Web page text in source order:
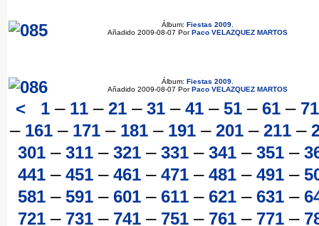
Álbum: Fiestas 2009.
Añadido 2009-08-07 PorPaco VELAZQUEZ MARTOS
Álbum: Fiestas 2009.
Añadido 2009-08-07 PorPaco VELAZQUEZ MARTOS
< 1 – 11 – 21 – 31 – 41 – 51 – 61 – 71
– 161 – 171 – 181 – 191 – 201 – 211 –
301– 311– 321– 331– 341– 351–
441– 451– 461– 471– 481– 491–
581– 591– 601– 611– 621– 631–
721– 731– 741– 751– 761– 771–